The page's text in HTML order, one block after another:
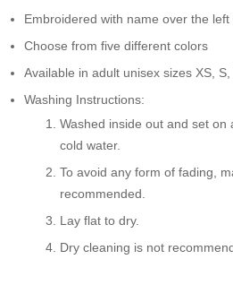
Embroidered with name over the left
Choose from five different colors
Available in adult unisex sizes XS, S,
Washing Instructions:
Washed inside out and set on
cold water.
To avoid any form of fading,
recommended.
Lay flat to dry.
Dry cleaning is not